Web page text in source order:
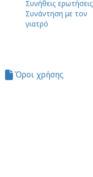
Συνήθεις ερωτήσεις
Συνάντηση με τον
γιατρό
Όροι χρήσης